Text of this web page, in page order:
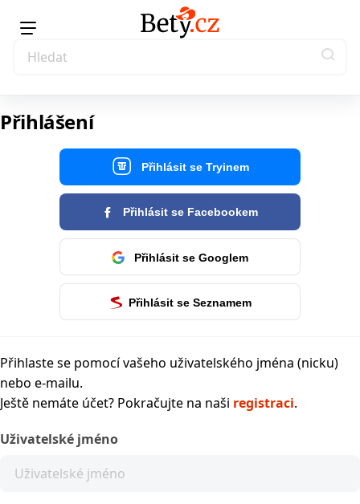
Přihlášení
Přihlásit se Tryinem
Přihlásit se Facebookem
Přihlásit se Googlem
Přihlásit se Seznamem
Přihlaste se pomocí vašeho uživatelského jména (nicku)
nebo e-mailu.
Ještě nemáte účet? Pokračujte na naši registraci.
Uživatelské jméno